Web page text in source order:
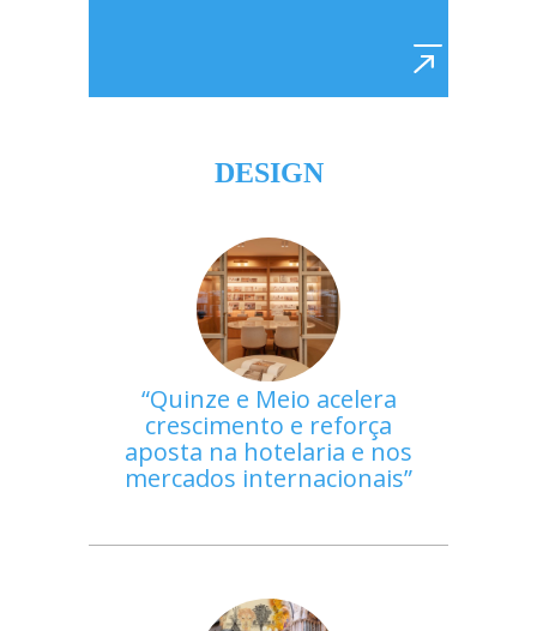
DESIGN
Quinze e Meio acelera
crescimento e reforça
aposta na hotelaria e nos
mercados internacionais